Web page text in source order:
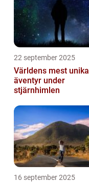
22 september 2025
Världens mest unika
äventyr under
stjärnhimlen
16 september 2025